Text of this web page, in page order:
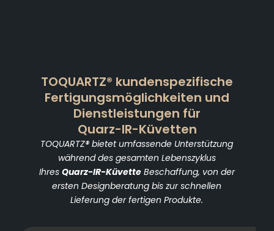
TOQUARTZ® kundenspezifische
Fertigungsmöglichkeiten und
Dienstleistungen für
Quarz-IR-Küvetten
TOQUARTZ® bietet umfassende Unterstützung
während des gesamten Lebenszyklus
Ihres Quarz-IR-KüvetteBeschaffung, von der
ersten Designberatung bis zur schnellen
Lieferung der fertigen Produkte.